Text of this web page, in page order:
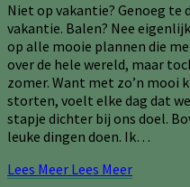
Niet op vakantie? Genoeg te
vakantie. Balen? Nee
op alle mooie plannen die
over de hele wereld, maar
zomer. Want met zo’n mooi
storten, voelt elke dag dat
stapje dichter bij ons doel.
leuke dingen doen. Ik…
Lees Meer Lees Meer